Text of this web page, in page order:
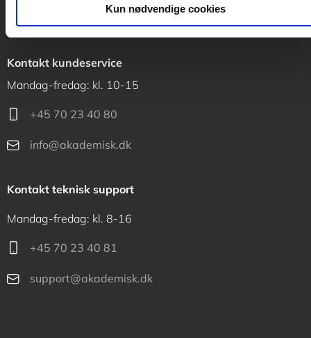
Kun nødvendige cookies
Kontakt kundeservice
Mandag-fredag: kl. 10-15
+45 70 23 40 80
info@akademisk.dk
Kontakt teknisk support
Mandag-fredag: kl. 8-16
+45 70 23 40 81
support@akademisk.dk